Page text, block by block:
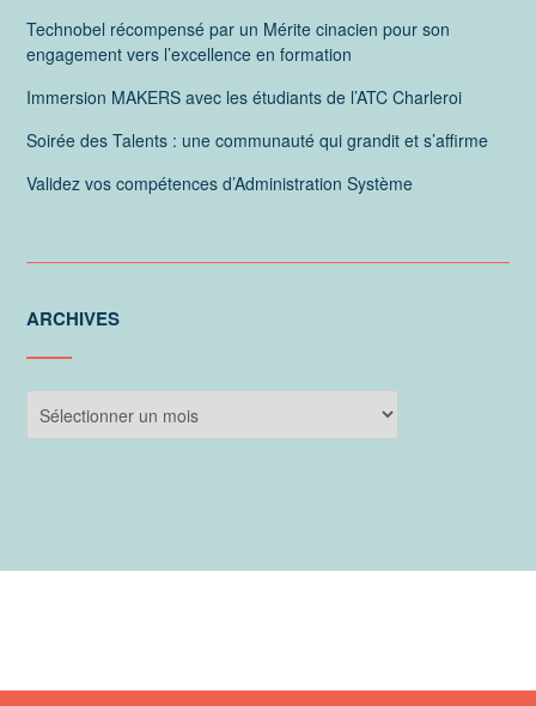
Technobel récompensé par un Mérite cinacien pour son
engagement vers l’excellence en formation
Immersion MAKERS avec les étudiants de l’ATC Charleroi
Soirée des Talents : une communauté qui grandit et s’affirme
Validez vos compétences d’Administration Système
ARCHIVES